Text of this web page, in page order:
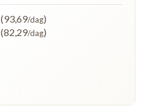
(93,69/dag)
(82,29/dag)